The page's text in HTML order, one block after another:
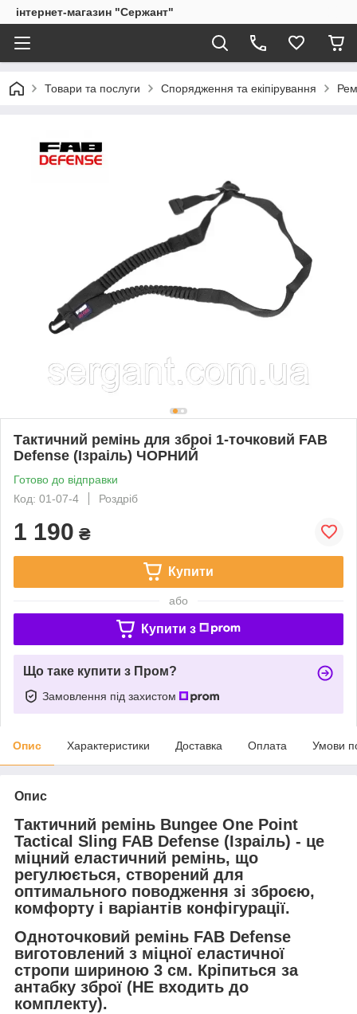
інтернет-магазин "Сержант"
Товари та послуги Спорядження та екіпірування
Тактичний ремінь для зброі 1-точковий FAB
Defense (Ізраіль) ЧОРНИЙ
Готово до відправки
Код: 01-07-4
Роздріб
1 190 ₴
Купити
або
Купити з
Що таке купити з Пром?
Замовлення під захистом
Опис Характеристики Доставка Оплата Умови
Опис
Тактичний ремінь Bungee One Point
Tactical Sling FAB Defense (Ізраіль) - це
міцний еластичний ремінь, що
регулюється, створений для
оптимального поводження зі зброєю,
комфорту і варіантів конфігурації.
Одноточковий ремінь FAB Defense
виготовлений з міцної еластичної
стропи шириною 3 см. Кріпиться за
антабку зброї (НЕ входить до
комплекту).